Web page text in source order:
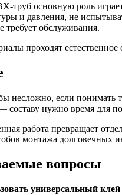
труб основную роль
и давления, не
требует обслуживания.
проходят
несложно, если понимать
составу нужно время для
работа превращает
монтажа долговечных
вопросы
универсальный